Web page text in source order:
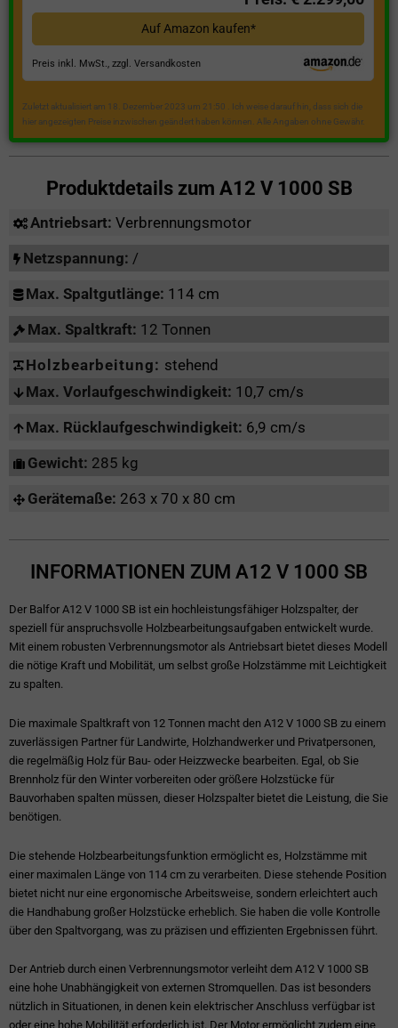
Auf Amazon kaufen*
Preis inkl. MwSt., zzgl. Versandkosten
Zuletzt aktualisiert am 18. Dezember 2023 um 21:50 . Ich weise darauf hin, dass sich die
hier angezeigten Preise inzwischen geändert haben können. Alle Angaben ohne Gewähr.
Produktdetails zum A12 V 1000 SB
Antriebsart: Verbrennungsmotor
Netzspannung: /
Max. Spaltgutlänge: 114 cm
Max. Spaltkraft: 12 Tonnen
Holzbearbeitung: stehend
Max. Vorlaufgeschwindigkeit: 10,7 cm/s
Max. Rücklaufgeschwindigkeit: 6,9 cm/s
Gewicht: 285 kg
Gerätemaße: 263 x 70 x 80 cm
INFORMATIONEN ZUM A12 V 1000 SB
Der Balfor A12 V 1000 SB ist ein hochleistungsfähiger Holzspalter, der
speziell für anspruchsvolle Holzbearbeitungsaufgaben entwickelt wurde.
Mit einem robusten Verbrennungsmotor als Antriebsart bietet dieses Modell
die nötige Kraft und Mobilität, um selbst große Holzstämme mit Leichtigkeit
zu spalten.
Die maximale Spaltkraft von 12 Tonnen macht den A12 V 1000 SB zu einem
zuverlässigen Partner für Landwirte, Holzhandwerker und Privatpersonen,
die regelmäßig Holz für Bau- oder Heizzwecke bearbeiten. Egal, ob Sie
Brennholz für den Winter vorbereiten oder größere Holzstücke für
Bauvorhaben spalten müssen, dieser Holzspalter bietet die Leistung, die Sie
benötigen.
Die stehende Holzbearbeitungsfunktion ermöglicht es, Holzstämme mit
einer maximalen Länge von 114 cm zu verarbeiten. Diese stehende Position
bietet nicht nur eine ergonomische Arbeitsweise, sondern erleichtert auch
die Handhabung großer Holzstücke erheblich. Sie haben die volle Kontrolle
über den Spaltvorgang, was zu präzisen und effizienten Ergebnissen führt.
Der Antrieb durch einen Verbrennungsmotor verleiht dem A12 V 1000 SB
eine hohe Unabhängigkeit von externen Stromquellen. Das ist besonders
nützlich in Situationen, in denen kein elektrischer Anschluss verfügbar ist
oder eine hohe Mobilität erforderlich ist. Der Motor ermöglicht zudem eine